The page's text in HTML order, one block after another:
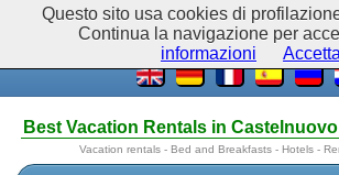
Best Vacation Rentals in
Vacation rentals - Bed and Breakfasts - Hotels -
Questo sito usa cookies di
Continua la navigazione per
informazioni
Accetta